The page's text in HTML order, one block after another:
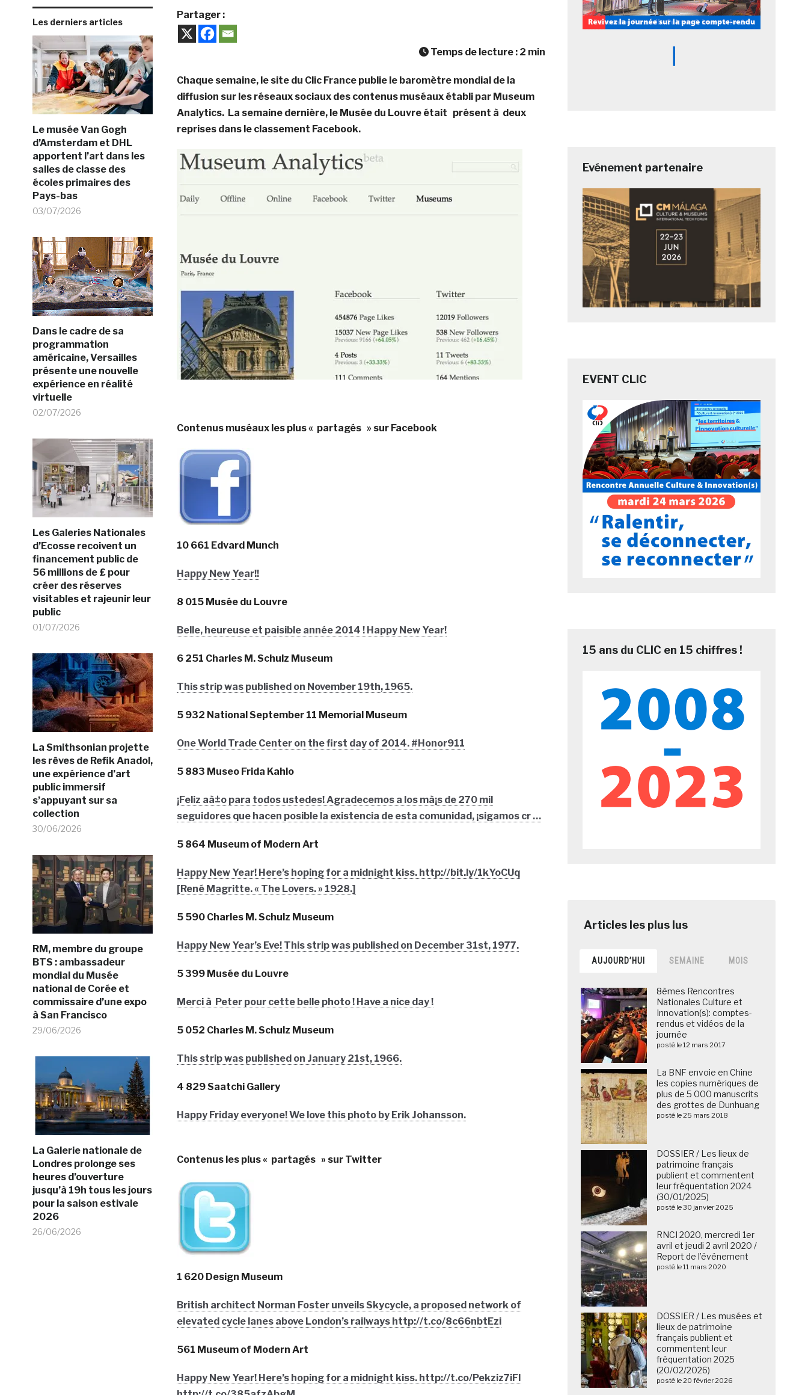
Les derniers articles
Le musée Van Gogh
d’Amsterdam et DHL
apportent l’art dans les
salles de classe des
écoles primaires des
Pays-bas
03/07/2026
Dans le cadre de sa
programmation
américaine, Versailles
présente une nouvelle
expérience en réalité
virtuelle
02/07/2026
Les Galeries Nationales
d’Ecosse recoivent un
financement public de
56 millions de £ pour
créer des réserves
visitables et rajeunir leur
public
01/07/2026
La Smithsonian projette
les rêves de Refik Anadol,
une expérience d’art
public immersif
s’appuyant sur sa
collection
30/06/2026
RM, membre du groupe
BTS : ambassadeur
mondial du Musée
national de Corée et
commissaire d’une expo
à San Francisco
29/06/2026
La Galerie nationale de
Londres prolonge ses
heures d’ouverture
jusqu’à 19h tous les jours
pour la saison estivale
2026
26/06/2026
Partager :
Temps de lecture : 2 min
Chaque semaine, le site du Clic France publie le baromètre mondial de la
diffusion sur les réseaux sociaux des contenus muséaux établi par Museum
Analytics. La semaine dernière, le Musée du Louvre était présent à deux
reprises dans le classement Facebook.
Contenus muséaux les plus « partagés » sur Facebook
10 661 Edvard Munch
Happy New Year!!
8 015 Musée du Louvre
Belle, heureuse et paisible année 2014 ! Happy New Year!
6 251 Charles M. Schulz Museum
This strip was published on November 19th, 1965.
5 932 National September 11 Memorial Museum
One World Trade Center on the first day of 2014. #Honor911
5 883 Museo Frida Kahlo
¡Feliz aà±o para todos ustedes! Agradecemos a los mà¡s de 270 mil
seguidores que hacen posible la existencia de esta comunidad, ¡sigamos cr …
5 864 Museum of Modern Art
Happy New Year! Here’s hoping for a midnight kiss. http://bit.ly/1kYoCUq
[René Magritte. « The Lovers. » 1928.]
5 590 Charles M. Schulz Museum
Happy New Year’s Eve! This strip was published on December 31st, 1977.
5 399 Musée du Louvre
Merci à Peter pour cette belle photo ! Have a nice day !
5 052 Charles M. Schulz Museum
This strip was published on January 21st, 1966.
4 829 Saatchi Gallery
Happy Friday everyone! We love this photo by Erik Johansson.
Contenus les plus « partagés » sur Twitter
1 620 Design Museum
British architect Norman Foster unveils Skycycle, a proposed network of
elevated cycle lanes above London’s railways http://t.co/8c66nbtEzi
561 Museum of Modern Art
Happy New Year! Here’s hoping for a midnight kiss. http://t.co/Pekziz7iFI
Evénement partenaire
EVENT CLIC
15 ans du CLIC en 15 chiffres !
AUJOURD’HUI SEMAINE MOIS
8èmes Rencontres
Nationales Culture et
Innovation(s): comptes-
rendus et vidéos de la
journée
posté le 12 mars 2017
La BNF envoie en Chine
les copies numériques de
plus de 5 000 manuscrits
des grottes de Dunhuang
posté le 25 mars 2018
DOSSIER / Les lieux de
patrimoine français
publient et commentent
leur fréquentation 2024
(30/01/2025)
posté le 30 janvier 2025
RNCI 2020, mercredi 1er
avril et jeudi 2 avril 2020 /
Report de l’événement
posté le 11 mars 2020
DOSSIER / Les musées et
lieux de patrimoine
français publient et
commentent leur
fréquentation 2025
(20/02/2026)
posté le 20 février 2026